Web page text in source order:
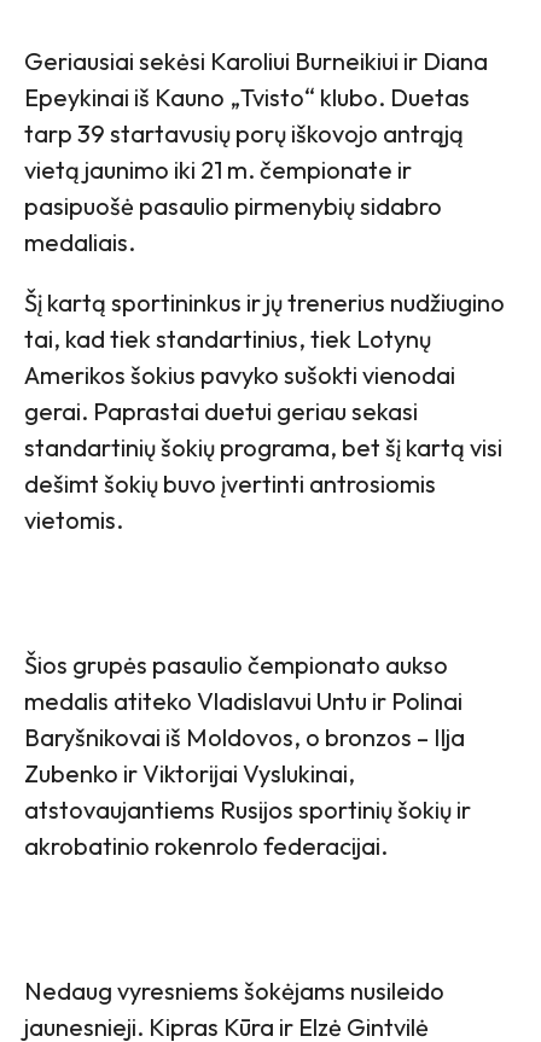
Geriausiai sekėsi Karoliui Burneikiui ir Diana
Epeykinai iš Kauno „Tvisto“ klubo. Duetas
tarp 39 startavusių porų iškovojo antrąją
vietą jaunimo iki 21 m. čempionate ir
pasipuošė pasaulio pirmenybių sidabro
medaliais.
Šį kartą sportininkus ir jų trenerius nudžiugino
tai, kad tiek standartinius, tiek Lotynų
Amerikos šokius pavyko sušokti vienodai
gerai. Paprastai duetui geriau sekasi
standartinių šokių programa, bet šį kartą visi
dešimt šokių buvo įvertinti antrosiomis
vietomis.
Šios grupės pasaulio čempionato aukso
medalis atiteko Vladislavui Untu ir Polinai
Baryšnikovai iš Moldovos, o bronzos – Ilja
Zubenko ir Viktorijai Vyslukinai,
atstovaujantiems Rusijos sportinių šokių ir
akrobatinio rokenrolo federacijai.
Nedaug vyresniems šokėjams nusileido
jaunesnieji. Kipras Kūra ir Elzė Gintvilė